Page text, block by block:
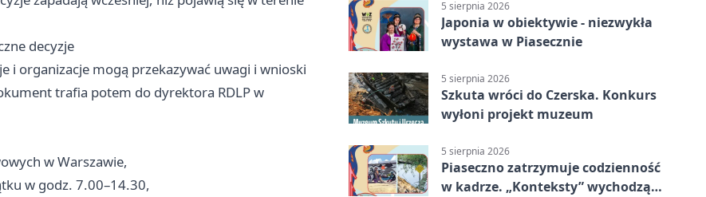
decyzje
i organizacje mogą przekazywać uwagi i wnioski
trafia potem do dyrektora RDLP w
w Warszawie,
w godz. 7.00–14.30,
5 sierpnia 2026
Japonia w obiektywie - niezwykła
wystawa w Piasecznie
5 sierpnia 2026
Szkuta wróci do Czerska. Konkurs
wyłoni projekt muzeum
5 sierpnia 2026
Piaseczno zatrzymuje codzienność
w kadrze. „Konteksty” wychodzą